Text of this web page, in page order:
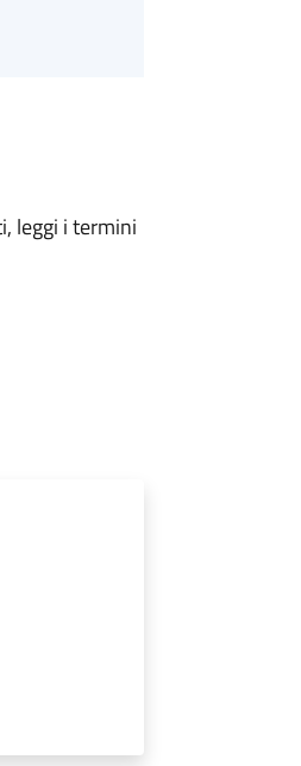
leggi i termini